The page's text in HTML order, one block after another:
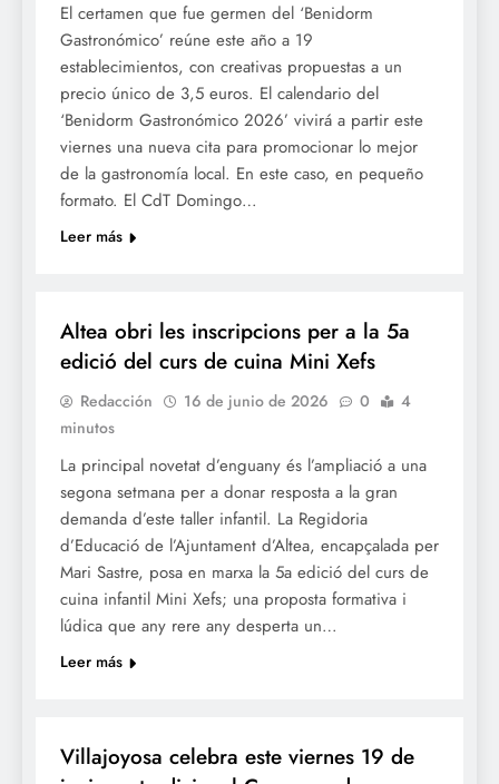
El certamen que fue germen del ‘Benidorm
Gastronómico’ reúne este año a 19
establecimientos, con creativas propuestas a un
precio único de 3,5 euros. El calendario del
‘Benidorm Gastronómico 2026’ vivirá a partir este
viernes una nueva cita para promocionar lo mejor
de la gastronomía local. En este caso, en pequeño
formato. El CdT Domingo…
Leer más
Altea obri les inscripcions per a la 5a
edició del curs de cuina Mini Xefs
Redacción 16 de junio de 2026 0
4
minutos
La principal novetat d’enguany és l’ampliació a una
segona setmana per a donar resposta a la gran
demanda d’este taller infantil. La Regidoria
d’Educació de l’Ajuntament d’Altea, encapçalada per
Mari Sastre, posa en marxa la 5a edició del curs de
cuina infantil Mini Xefs; una proposta formativa i
lúdica que any rere any desperta un…
Leer más
Villajoyosa celebra este viernes 19 de